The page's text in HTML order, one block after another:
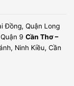
Đồng, Quận Long
9 Cần Thơ –
Ninh Kiều, Cần